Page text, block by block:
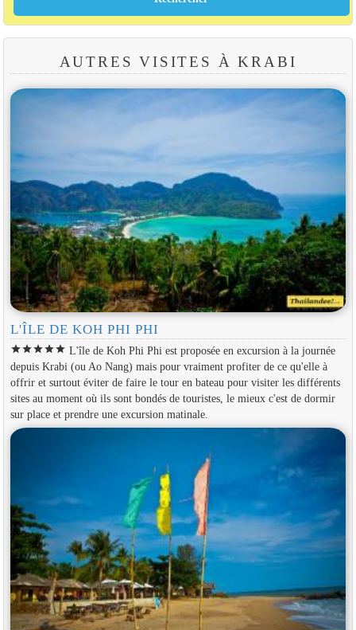
AUTRES VISITES À KRABI
L'ÎLE DE KOH PHI PHI
starstarstarstarstar L'île de Koh Phi Phi est proposée en excursion à la journée
depuis Krabi (ou Ao Nang) mais pour vraiment profiter de ce qu'elle à
offrir et surtout éviter de faire le tour en bateau pour visiter les différents
sites au moment où ils sont bondés de touristes, le mieux c'est de dormir
sur place et prendre une excursion matinale.